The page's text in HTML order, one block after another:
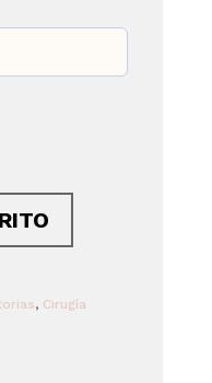
, Cirugía